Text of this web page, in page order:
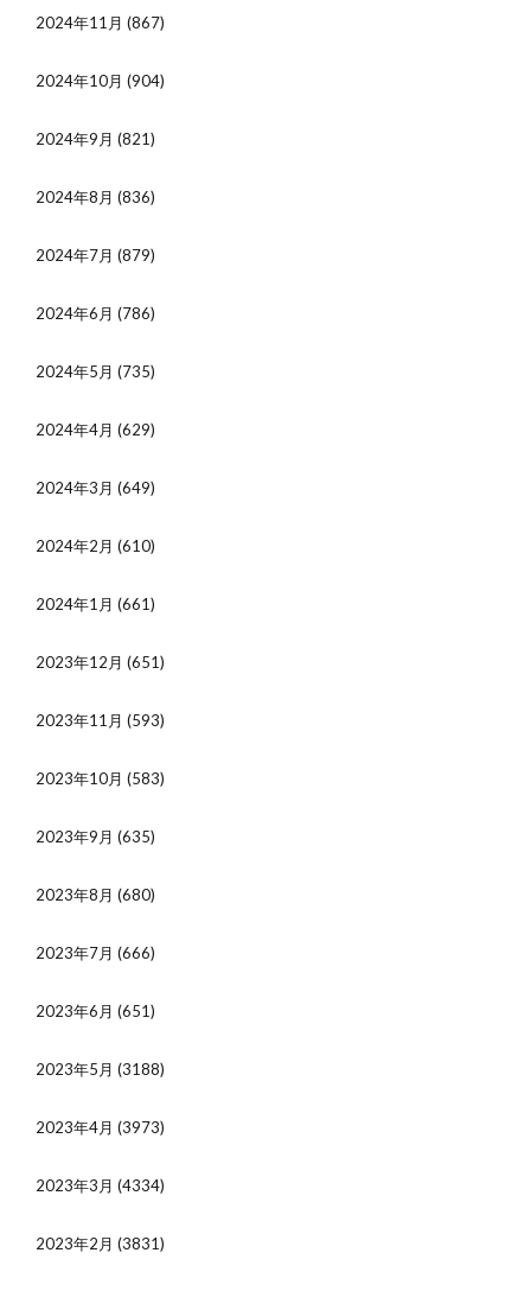
2024年11月 (867)
2024年10月 (904)
2024年9月 (821)
2024年8月 (836)
2024年7月 (879)
2024年6月 (786)
2024年5月 (735)
2024年4月 (629)
2024年3月 (649)
2024年2月 (610)
2024年1月 (661)
2023年12月 (651)
2023年11月 (593)
2023年10月 (583)
2023年9月 (635)
2023年8月 (680)
2023年7月 (666)
2023年6月 (651)
2023年5月 (3188)
2023年4月 (3973)
2023年3月 (4334)
2023年2月 (3831)